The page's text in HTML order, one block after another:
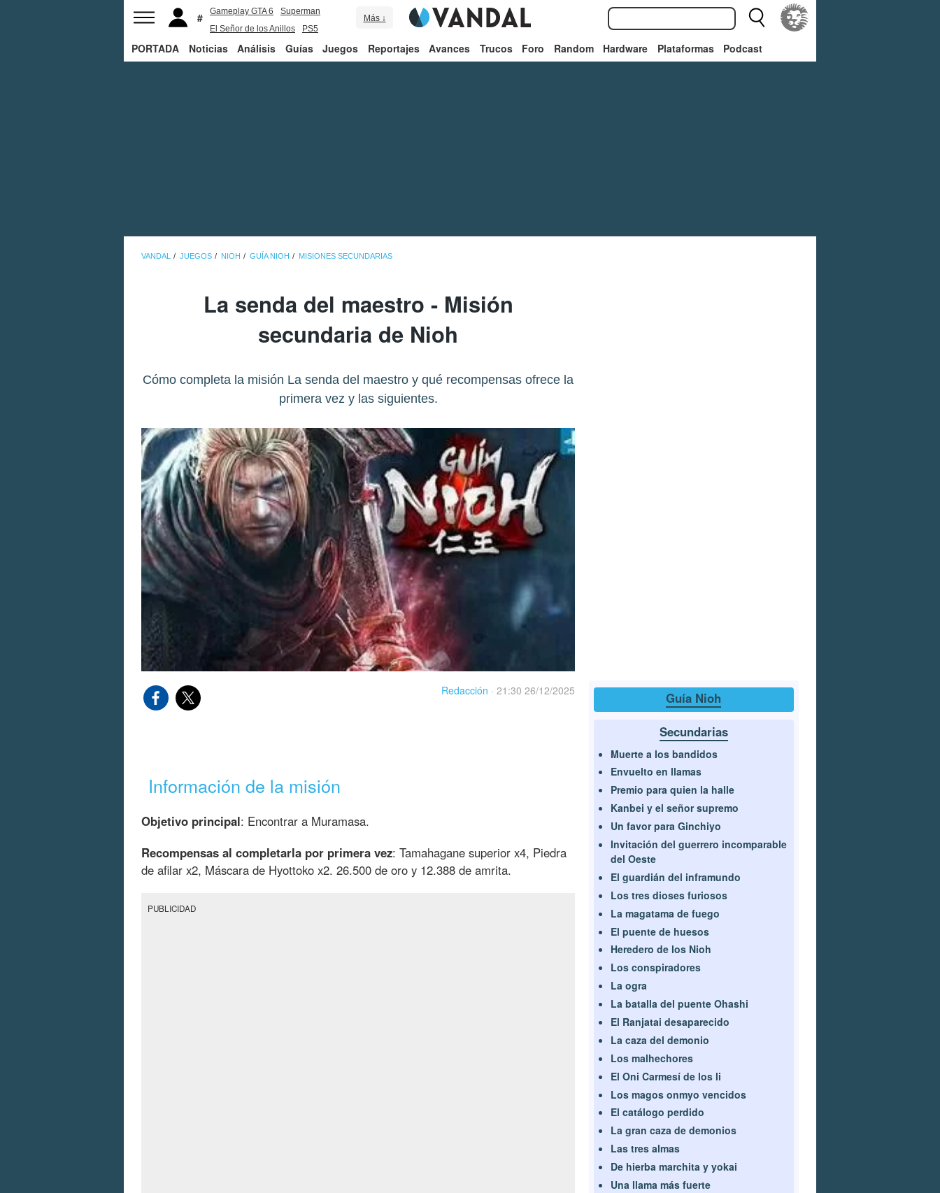
Gameplay GTA 6
Superman
El Señor de los Anillos
PS5
Más ↓
PORTADA Noticias Análisis Guías Juegos Reportajes Avances Trucos Foro Random Hardware Plataformas Podcast
VANDAL JUEGOS NIOH GUÍA NIOH MISIONES SECUNDARIAS
La senda del maestro - Misión
secundaria de Nioh
Cómo completa la misión La senda del maestro y qué recompensas ofrece la
primera vez y las siguientes.
Redacción · 21:30 26/12/2025
Información de la misión
Objetivo principal: Encontrar a Muramasa.
Recompensas al completarla por primera vez: Tamahagane superior x4, Piedra
de afilar x2, Máscara de Hyottoko x2. 26.500 de oro y 12.388 de amrita.
PUBLICIDAD
Guía Nioh
Secundarias
Muerte a los bandidos
Envuelto en llamas
Premio para quien la halle
Kanbei y el señor supremo
Un favor para Ginchiyo
Invitación del guerrero incomparable
del Oeste
El guardián del inframundo
Los tres dioses furiosos
La magatama de fuego
El puente de huesos
Heredero de los Nioh
Los conspiradores
La ogra
La batalla del puente Ohashi
El Ranjatai desaparecido
La caza del demonio
Los malhechores
El Oni Carmesí de los li
Los magos onmyo vencidos
El catálogo perdido
La gran caza de demonios
Las tres almas
De hierba marchita y yokai
Una llama más fuerte